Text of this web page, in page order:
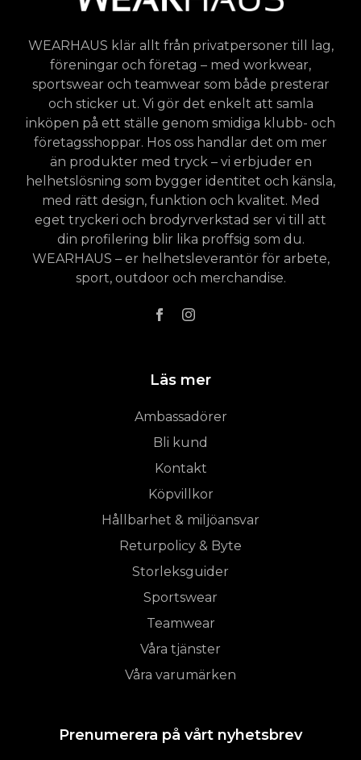
WEARHAUS klär allt från privatpersoner till lag,
föreningar och företag – med workwear,
sportswear och teamwear som både presterar
och sticker ut. Vi gör det enkelt att samla
inköpen på ett ställe genom smidiga klubb- och
företagsshoppar. Hos oss handlar det om mer
än produkter med tryck – vi erbjuder en
helhetslösning som bygger identitet och känsla,
med rätt design, funktion och kvalitet. Med
eget tryckeri och brodyrverkstad ser vi till att
din profilering blir lika proffsig som du.
WEARHAUS – er helhetsleverantör för arbete,
sport, outdoor och merchandise.
Läs mer
Ambassadörer
Bli kund
Kontakt
Köpvillkor
Hållbarhet & miljöansvar
Returpolicy & Byte
Storleksguider
Sportswear
Teamwear
Våra tjänster
Våra varumärken
Prenumerera på vårt nyhetsbrev